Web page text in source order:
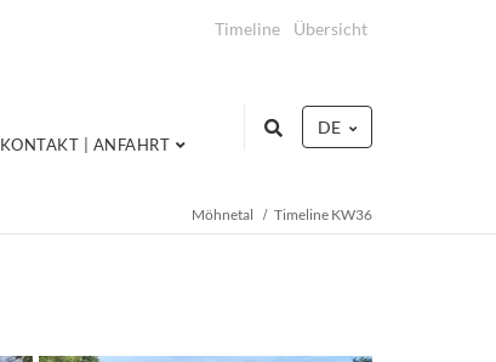
Timeline Übersicht
KONTAKT | ANFAHRT
DE
Möhnetal Timeline KW36